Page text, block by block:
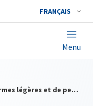
FRANÇAIS
Menu
Synthèse du débat de fond sur les armes légères et de petit calibre et la dimension de genre